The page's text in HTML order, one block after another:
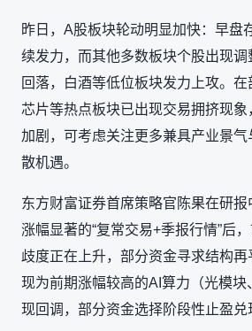
昨日，A股板块轮动明显加快：早盘
续发力，而其他多数板块个股出现
回落，白酒等低位板块发力上攻。
芯片等热点板块已出现交易拥挤现
加剧，可考虑关注更多兼具产业景
散机遇。
东方财富证券首席策略官陈果在研
涨幅显著的“复常交易+季报行情”后
歧度正在上升，部分资金寻求结构
现为前期涨幅较高的AI算力（光模块
现回调，部分资金选择阶段性止盈兑